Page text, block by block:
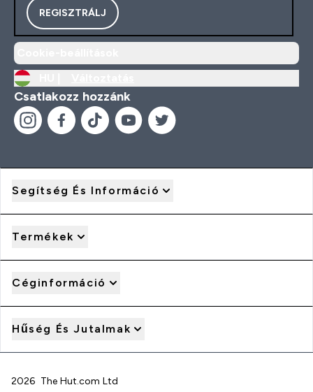
REGISZTRÁLJ
Csatlakozz hozzánk
Segítség És Információ
Termékek
Céginformáció
Hűség És Jutalmak
2026 The Hut.com Ltd